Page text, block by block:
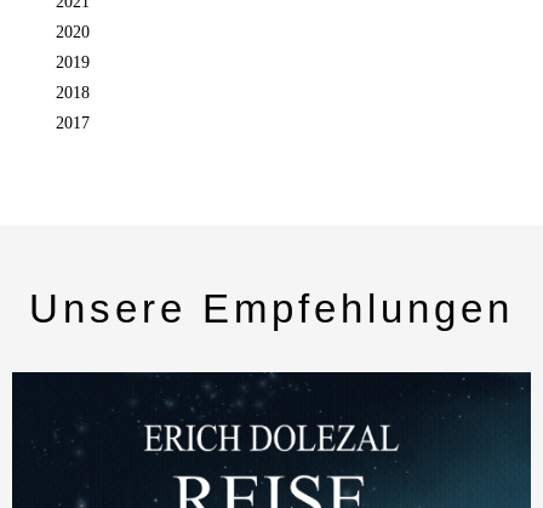
2020
2019
2018
2017
Unsere Empfehlungen